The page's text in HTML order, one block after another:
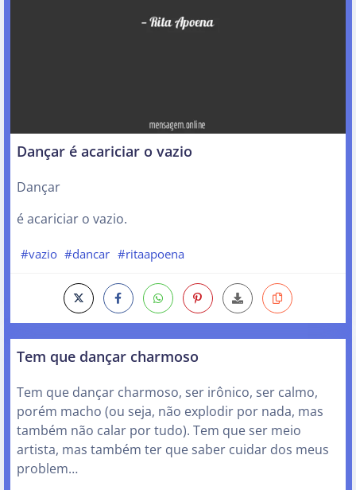
Dançar é acariciar o vazio
Dançar
é acariciar o vazio.
#vazio #dancar #ritaapoena
Tem que dançar charmoso
Tem que dançar charmoso, ser irônico, ser calmo,
porém macho (ou seja, não explodir por nada, mas
também não calar por tudo). Tem que ser meio
artista, mas também ter que saber cuidar dos meus
problem…